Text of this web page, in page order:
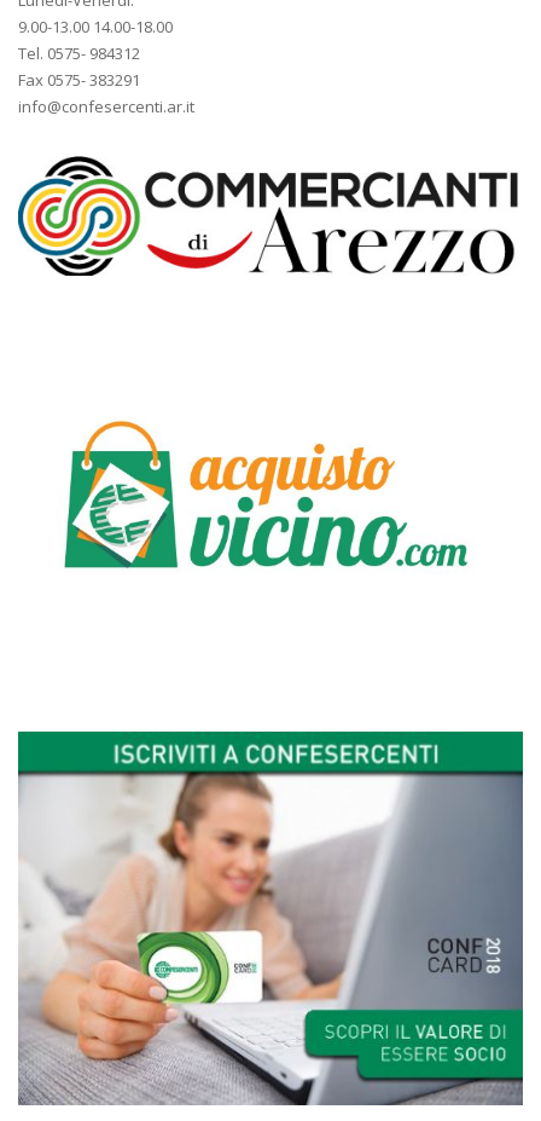
9.00-13.00 14.00-18.00
Tel. 0575- 984312
Fax 0575- 383291
info@confesercenti.ar.it